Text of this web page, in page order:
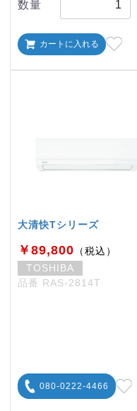
数量
カートに入れる
大清快Tシリーズ
￥89,800 （税込）
TOSHIBA
品番 RAS-2814T
080-0222-4466